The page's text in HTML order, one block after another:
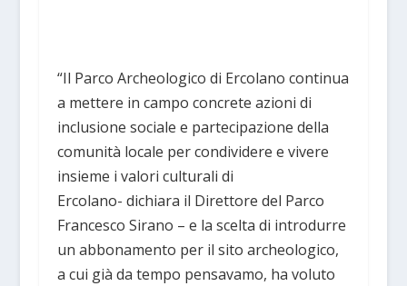
“Il Parco Archeologico di Ercolano continua
a mettere in campo concrete azioni di
inclusione sociale e partecipazione della
comunità locale per condividere e vivere
insieme i valori culturali di
Ercolano- dichiara il Direttore del Parco
Francesco Sirano – e la scelta di introdurre
un abbonamento per il sito archeologico,
a cui già da tempo pensavamo, ha voluto